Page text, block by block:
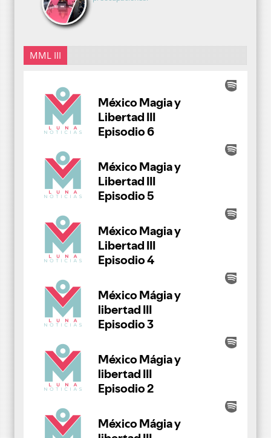
MML III